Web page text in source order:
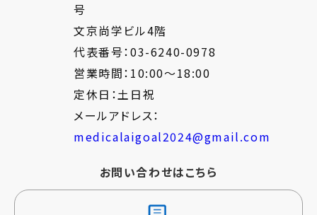
号
文京尚学ビル4階
代表番号：03-6240-0978
営業時間：10:00～18:00
定休日：土日祝
メールアドレス：
medicalaigoal2024@gmail.com
お問い合わせはこちら